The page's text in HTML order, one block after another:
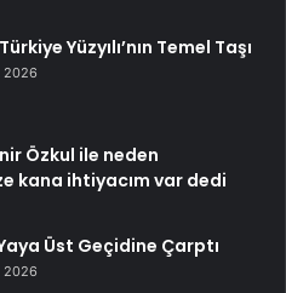
Yüzyılı’nın Temel Taşı
2026
Özkul ile neden
kana ihtiyacım var dedi
Üst Geçidine Çarptı
2026